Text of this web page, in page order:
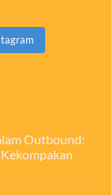
Outbound: